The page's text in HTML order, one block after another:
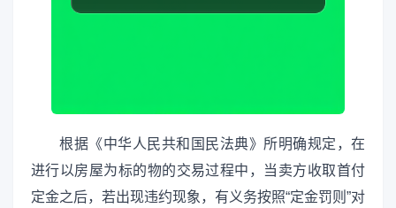
根据《中华人民共和国民法典》所明确规定，在
进行以房屋为标的物的交易过程中，当卖方收取首付
定金之后，若出现违约现象，有义务按照“定金罚则”对